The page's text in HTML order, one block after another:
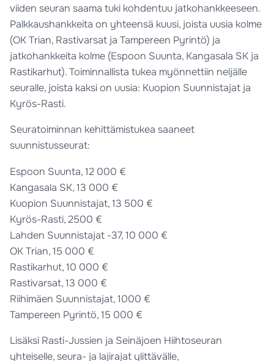
viiden seuran saama tuki kohdentuu jatkohankkeeseen.
Palkkaushankkeita on yhteensä kuusi, joista uusia kolme
(OK Trian, Rastivarsat ja Tampereen Pyrintö) ja
jatkohankkeita kolme (Espoon Suunta, Kangasala SK ja
Rastikarhut). Toiminnallista tukea myönnettiin neljälle
seuralle, joista kaksi on uusia: Kuopion Suunnistajat ja
Kyrös-Rasti.
Seuratoiminnan kehittämistukea saaneet
suunnistusseurat:
Espoon Suunta, 12 000 €
Kangasala SK, 13 000 €
Kuopion Suunnistajat, 13 500 €
Kyrös-Rasti, 2500 €
Lahden Suunnistajat -37, 10 000 €
OK Trian, 15 000 €
Rastikarhut, 10 000 €
Rastivarsat, 13 000 €
Riihimäen Suunnistajat, 1000 €
Tampereen Pyrintö, 15 000 €
Lisäksi Rasti-Jussien ja Seinäjoen Hiihtoseuran
yhteiselle, seura- ja lajirajat ylittävälle,